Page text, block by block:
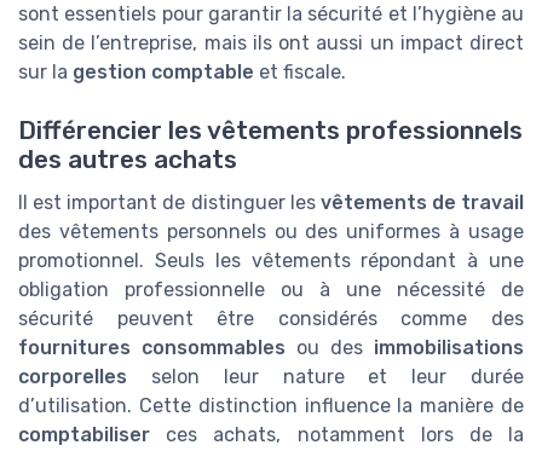
sont essentiels pour garantir la sécurité et l’hygiène au
sein de l’entreprise, mais ils ont aussi un impact direct
sur la gestion comptable et fiscale.
Différencier les vêtements professionnels
des autres achats
Il est important de distinguer les vêtements de travail
des vêtements personnels ou des uniformes à usage
promotionnel. Seuls les vêtements répondant à une
obligation professionnelle ou à une nécessité de
sécurité peuvent être considérés comme des
fournitures consommables ou des immobilisations
corporelles selon leur nature et leur durée
d’utilisation. Cette distinction influence la manière de
comptabiliser ces achats, notamment lors de la